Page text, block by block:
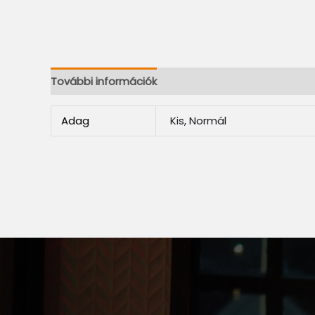
További információk
Adag Kis, Normál